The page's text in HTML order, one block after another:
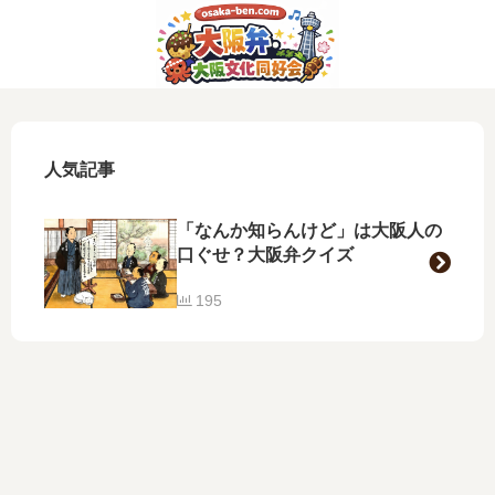
人気記事
「なんか知らんけど」は大阪人の
口ぐせ？大阪弁クイズ
195